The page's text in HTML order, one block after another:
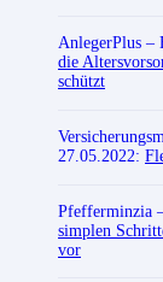
AnlegerPlus –
die
schützt
27.05.2022:
Pfefferminzia
simplen
vor